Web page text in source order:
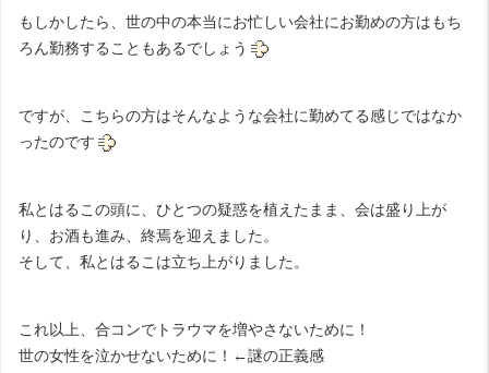
もしかしたら、世の中の本当にお忙しい会社にお勤めの方はもち
ろん勤務することもあるでしょう
ですが、こちらの方はそんなような会社に勤めてる感じではなか
ったのです
私とはるこの頭に、ひとつの疑惑を植えたまま、会は盛り上が
り、お酒も進み、終焉を迎えました。
そして、私とはるこは立ち上がりました。
これ以上、合コンでトラウマを増やさないために！
世の女性を泣かせないために！←謎の正義感